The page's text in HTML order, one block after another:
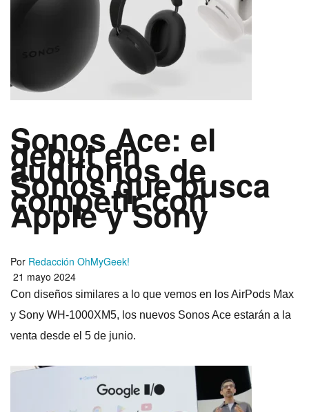
Sonos Ace: el
debut en
audífonos de
Sonos que busca
competir con
Apple y Sony
Por Redacción OhMyGeek!
21 mayo 2024
Con diseños similares a lo que vemos en los AirPods Max
y Sony WH-1000XM5, los nuevos Sonos Ace estarán a la
venta desde el 5 de junio.